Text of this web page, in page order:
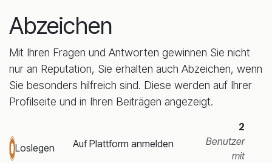
Abzeichen
Mit Ihren Fragen und Antworten gewinnen Sie nicht
nur an Reputation, Sie erhalten auch Abzeichen, wenn
Sie besonders hilfreich sind. Diese werden auf Ihrer
Profilseite und in Ihren Beiträgen angezeigt.
Loslegen Auf Plattform anmelden
2
Benutzer
mit